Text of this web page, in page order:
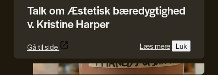
Talk om Æstetisk bæredygtighed
v. Kristine Harper
Gå til side Læs mere Luk